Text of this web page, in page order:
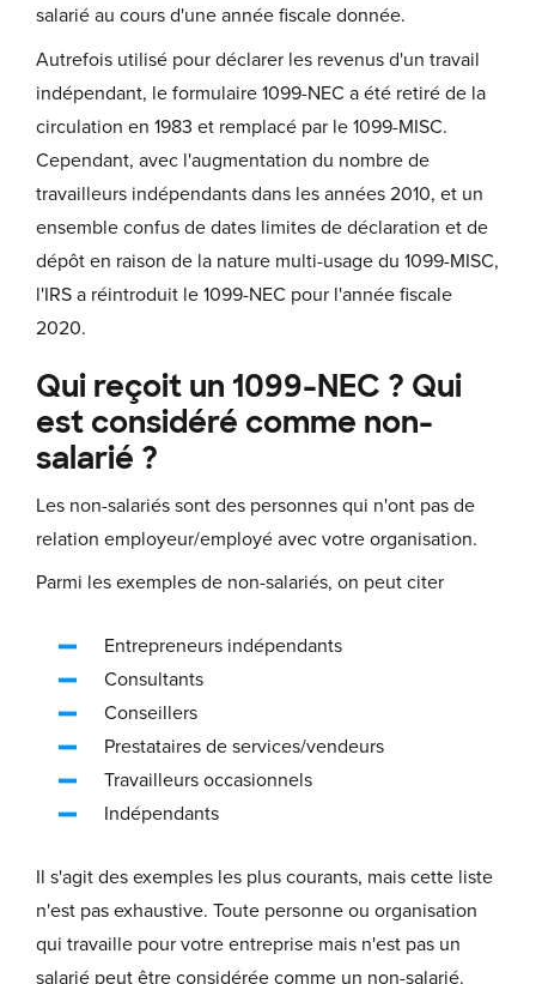
salarié au cours d'une année fiscale donnée.
Autrefois utilisé pour déclarer les revenus d'un travail
indépendant, le formulaire 1099-NEC a été retiré de la
circulation en 1983 et remplacé par le 1099-MISC.
Cependant, avec l'augmentation du nombre de
travailleurs indépendants dans les années 2010, et un
ensemble confus de dates limites de déclaration et de
dépôt en raison de la nature multi-usage du 1099-MISC,
l'IRS a réintroduit le 1099-NEC pour l'année fiscale
2020.
Qui reçoit un 1099-NEC ? Qui
est considéré comme non-
salarié ?
Les non-salariés sont des personnes qui n'ont pas de
relation employeur/employé avec votre organisation.
Parmi les exemples de non-salariés, on peut citer
Entrepreneurs indépendants
Consultants
Conseillers
Prestataires de services/vendeurs
Travailleurs occasionnels
Indépendants
Il s'agit des exemples les plus courants, mais cette liste
n'est pas exhaustive. Toute personne ou organisation
qui travaille pour votre entreprise mais n'est pas un
salarié peut être considérée comme un non-salarié.